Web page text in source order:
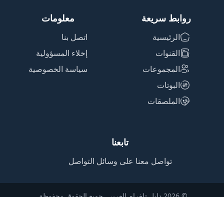
روابط سريعة
الرئيسية
القنوات
المجموعات
البوتات
الملصقات
معلومات
اتصل بنا
إخلاء المسؤولية
سياسة الخصوصية
تابعنا
تواصل معنا على وسائل التواصل